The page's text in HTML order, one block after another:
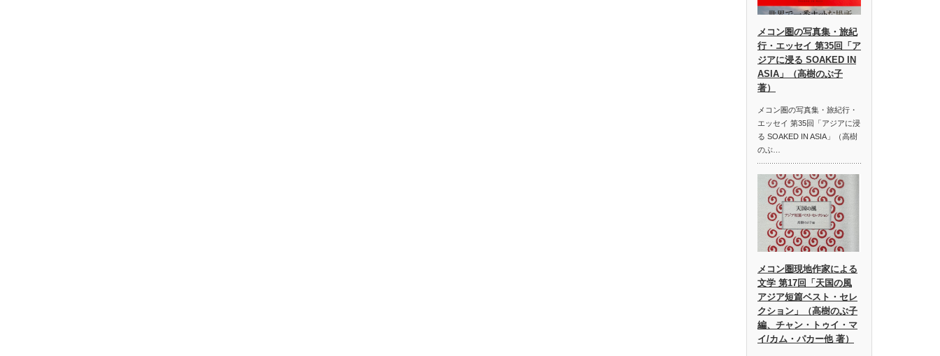
メコン圏の写真集・旅紀
行・エッセイ 第35回「ア
ジアに浸る SOAKED IN
ASIA」（高樹のぶ子
著）
メコン圏の写真集・旅紀行・
エッセイ 第35回「アジアに浸
る SOAKED IN ASIA」（高樹
のぶ…
メコン圏現地作家による
文学 第17回「天国の風
アジア短篇ベスト・セレ
クション」（高樹のぶ子
編、チャン・トゥイ・マ
イ/カム・パカー他 著）